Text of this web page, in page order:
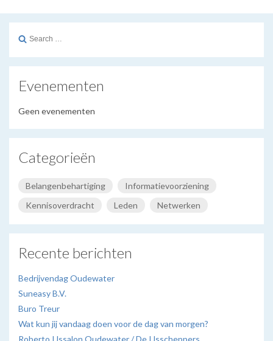
Search
Evenementen
Geen evenementen
Categorieën
Belangenbehartiging
Informatievoorziening
Kennisoverdracht
Leden Netwerken
Recente berichten
Bedrijvendag Oudewater
Suneasy B.V.
Buro Treur
Wat kun jij vandaag doen voor de dag van morgen?